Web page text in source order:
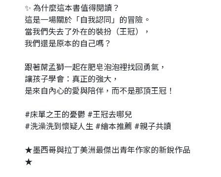
✨ 為什麼這本書值得閱讀？
這是一場關於「自我認同」的冒險。
當我們失去了外在的裝扮（王冠），
我們還是原本的自己嗎？
跟著蓆孟獅一起在肥皂泡泡裡找回勇氣，
讓孩子學會：真正的強大，
是來自內心的愛與陪伴，而不是那頂王冠！
#床單之王的憂鬱 #王冠去哪兒
#洗澡洗到懷疑人生 #繪本推薦 #親子共讀
★墨西哥與拉丁美洲最傑出青年作家的新銳作品
★